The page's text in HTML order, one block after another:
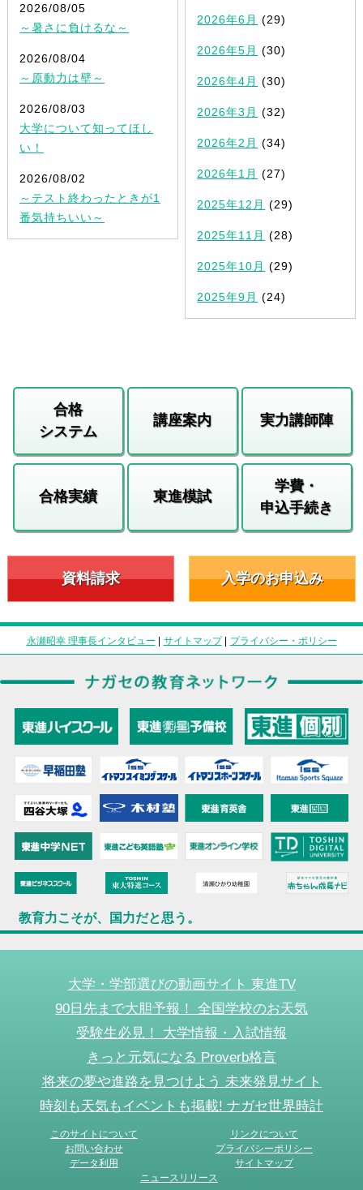
2026/08/05
～暑さに負けるな～
2026/08/04
～原動力は壁～
2026/08/03
大学について知ってほし
い！
2026/08/02
～テスト終わったときが1
番気持ちいい～
2026年6月 (29)
2026年5月 (30)
2026年4月 (30)
2026年3月 (32)
2026年2月 (34)
2026年1月 (27)
2025年12月 (29)
2025年11月 (28)
2025年10月 (29)
2025年9月 (24)
合格
システム
講座案内 実力講師陣
合格実績 東進模試
学費・
申込手続き
資料請求 入学のお申込み
永瀬昭幸 理事長インタビュー | サイトマップ| プライバシー・ポリシー
教育力こそが、国力だと思う。
大学・学部選びの動画サイト 東進TV
90日先まで大胆予報！ 全国学校のお天気
受験生必見！ 大学情報・入試情報
きっと元気になる Proverb格言
将来の夢や進路を見つけよう 未来発見サイト
時刻も天気もイベントも掲載! ナガセ世界時計
このサイトについて
リンクについて
お問い合わせ
プライバシーポリシー
データ利用
サイトマップ
ニュースリリース